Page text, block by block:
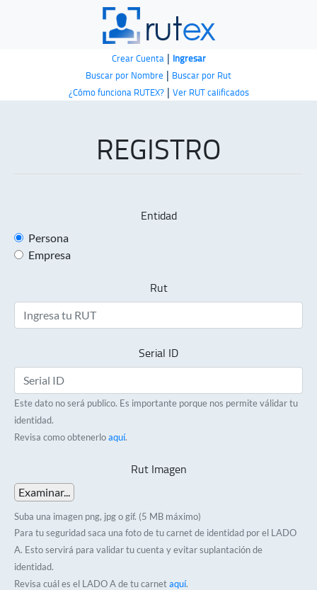
Crear Cuenta| Ingresar
Buscar por Nombre | Buscar por Rut
¿Cómo funciona RUTEX?| Ver RUT calificados
REGISTRO
Entidad
Persona
Empresa
Rut
Serial ID
Este dato no será publico. Es importante porque nos permite válidar tu
identidad.
Revisa como obtenerloaquí.
Rut Imagen
Examinar...
Suba una imagen png, jpg o gif. (5 MB máximo)
Para tu seguridad saca una foto de tu carnet de identidad por el LADO
A. Esto servirá para validar tu cuenta y evitar suplantación de
identidad.
Revisa cuál es el LADO A de tu carnetaquí.